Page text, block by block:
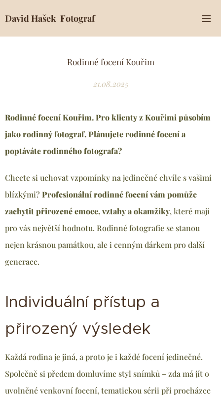
David Hašek Fotograf
Rodinné focení Kouřim
21.08.2025
Rodinné focení Kouřim. Pro klienty z Kouřimi působím
jako rodinný fotograf. Plánujete rodinné focení a
poptáváte rodinného fotografa?
Chcete si uchovat vzpomínky na jedinečné chvíle s vašimi
blízkými? Profesionální rodinné focení vám pomůže
zachytit přirozené emoce, vztahy a okamžiky, které mají
pro vás největší hodnotu. Rodinné fotografie se stanou
nejen krásnou památkou, ale i cenným dárkem pro další
generace.
Individuální přístup a
přirozený výsledek
Každá rodina je jiná, a proto je i každé focení jedinečné.
Společně si předem domluvíme styl snímků – zda má jít o
uvolněné venkovní focení, tematickou sérii při procházce